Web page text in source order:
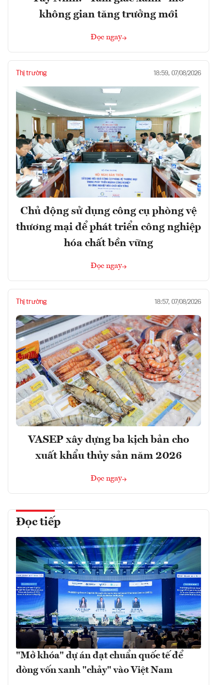
không gian tăng trưởng mới
Đọc ngay
Thị trường 18:59, 07/08/2026
Chủ động sử dụng công cụ phòng vệ
thương mại để phát triển công nghiệp
hóa chất bền vững
Đọc ngay
Thị trường 18:57, 07/08/2026
VASEP xây dựng ba kịch bản cho
xuất khẩu thủy sản năm 2026
Đọc ngay
Đọc tiếp
"Mở khóa" dự án đạt chuẩn quốc tế để
dòng vốn xanh "chảy" vào Việt Nam